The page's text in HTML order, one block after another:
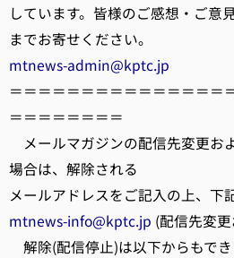
しています。皆様のご感想・ご意
までお寄せください。
mtnews-admin@kptc.jp
＝＝＝＝＝＝＝＝＝＝＝＝＝＝＝
＝＝＝＝＝＝＝＝
メールマガジンの配信先変更お
場合は、解除される
メールアドレスをご記入の上、下
mtnews-info@kptc.jp (配信先変
解除(配信停止)は以下からもでき